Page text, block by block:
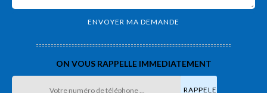
ON VOUS RAPPELLE IMMEDIATEMENT